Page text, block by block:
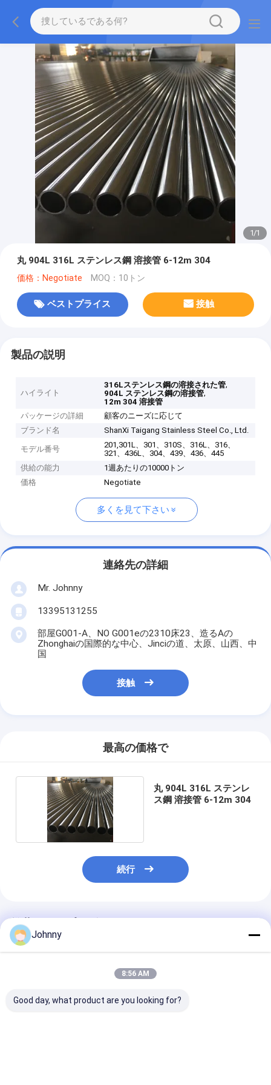
1/1
丸 904L 316L ステンレス鋼 溶接管 6-12m 304
価格：Negotiate MOQ：10トン
ベストプライス 接触
製品の説明
ハイライト
316Lステンレス鋼の溶接された管,
904L ステンレス鋼の溶接管,
12m 304 溶接管
パッケージの詳細
顧客のニーズに応じて
ブランド名
ShanXi Taigang Stainless Steel Co., Ltd.
モデル番号
201,301L、301、310S、316L、316、
321、436L、304、439、436、445
供給の能力
1週あたりの10000トン
価格
Negotiate
多くを見て下さい
連絡先の詳細
Mr. Johnny
13395131255
部屋G001-A、NO G001eの2310床23、造るAの
Zhonghaiの国際的な中心、Jinciの道、太原、山西、中
国
接触
最高の価格で
丸 904L 316L ステンレ
ス鋼 溶接管 6-12m 304
続行
推薦されたプロダクト
Johnny
8:56 AM
Good day, what product are you looking for?